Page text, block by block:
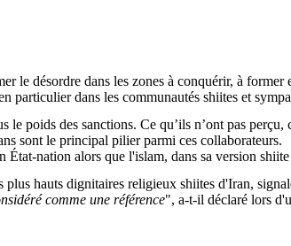
le désordre dans les zones à conquérir, à
particulier dans les communautés shiites et
poids des sanctions. Ce qu’ils n’ont pas perçu,
sont le principal pilier parmi ces collaborateurs.
État-nation alors que l'islam, dans sa version
plus hauts dignitaires religieux shiites d'Iran,
comme une référence", a-t-il déclaré lors